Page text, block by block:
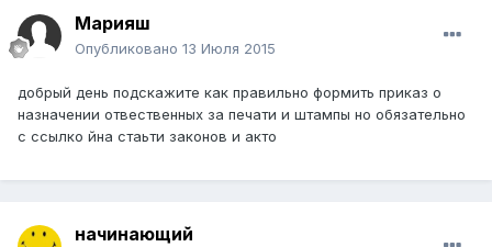
Марияш
Опубликовано 13 Июля 2015
добрый день подскажите как правильно формить приказ о
назначении отвественных за печати и штампы но обязательно
с ссылко йна стаьти законов и акто
начинающий